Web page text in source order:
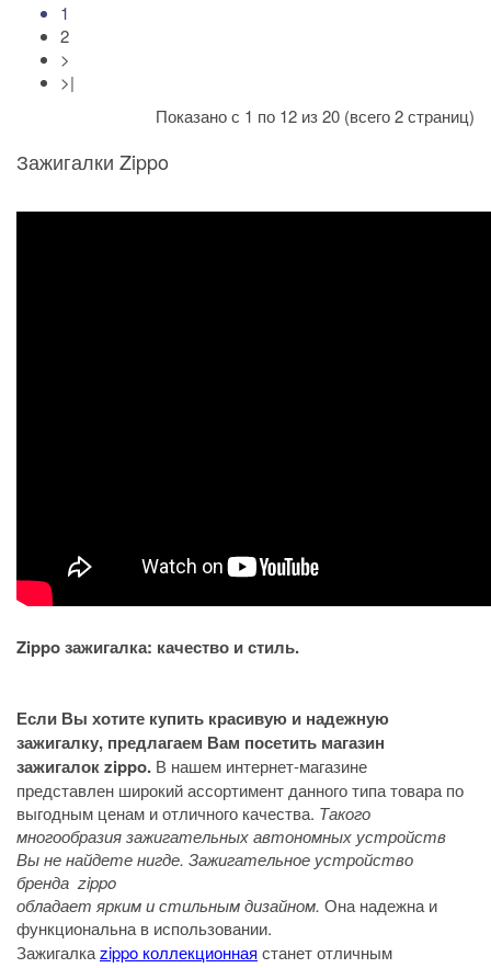
1
2
>
>|
Показано с 1 по 12 из 20 (всего 2 страниц)
Зажигалки Zippo
Zippo зажигалка: качество и стиль.
Если Вы хотите купить красивую и надежную
зажигалку, предлагаем Вам посетить магазин
зажигалок zippo. В нашем интернет-магазине
представлен широкий ассортимент данного типа товара по
выгодным ценам и отличного качества. Такого
многообразия зажигательных автономных устройств
Вы не найдете нигде. Зажигательное устройство
бренда zippo
обладает ярким и стильным дизайном. Она надежна и
функциональна в использовании.
Зажигалкаzippo коллекционная станет отличным